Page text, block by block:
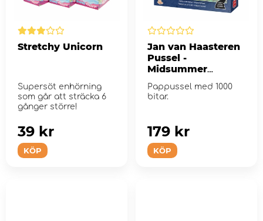
Stretchy Unicorn
Supersöt enhörning
som går att sträcka 6
gånger större!
KÖP
39 kr
Jan van Haasteren
Pussel -
Midsummer
Pappussel med 1000
bitar.
KÖP
179 kr